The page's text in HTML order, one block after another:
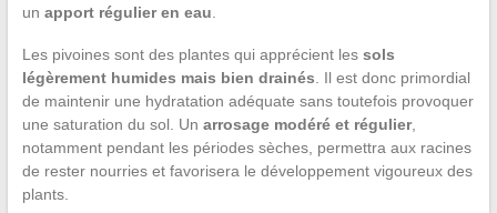
un apport régulier en eau.
Les pivoines sont des plantes qui apprécient les sols
légèrement humides mais bien drainés. Il est donc primordial
de maintenir une hydratation adéquate sans toutefois provoquer
une saturation du sol. Un arrosage modéré et régulier,
notamment pendant les périodes sèches, permettra aux racines
de rester nourries et favorisera le développement vigoureux des
plants.